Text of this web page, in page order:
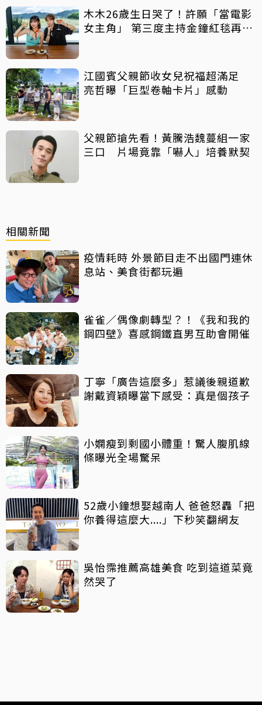
木木26歲生日哭了！許願「當電影
女主角」 第三度主持金鐘紅毯再喊
江國賓父親節收女兒祝福超滿足
亮哲曝「巨型卷軸卡片」感動
父親節搶先看！黃騰浩魏蔓組一家
三口 片場竟靠「嚇人」培養默契
相關新聞
疫情耗時 外景節目走不出國門連休
息站、美食街都玩遍
雀雀／偶像劇轉型？！《我和我的
鋼四壁》喜感鋼鐵直男互助會開催
丁寧「廣告這麼多」惹議後親道歉
謝戴資穎曝當下感受：真是個孩子
小嫻瘦到剩國小體重！驚人腹肌線
條曝光全場驚呆
52歲小鐘想娶越南人 爸爸怒轟「把
你養得這麼大....」下秒笑翻網友
吳怡霈推薦高雄美食 吃到這道菜竟
然哭了